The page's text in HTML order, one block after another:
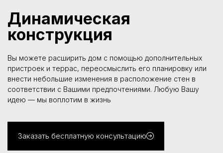
Динамическая
конструкция
Вы можете расширить дом с помощью дополнительных
пристроек и террас, переосмыслить его планировку или
внести небольшие изменения в расположение стен в
соответствии с Вашими предпочтениями. Любую Вашу
идею — мы воплотим в жизнь
Заказать бесплатную консультацию